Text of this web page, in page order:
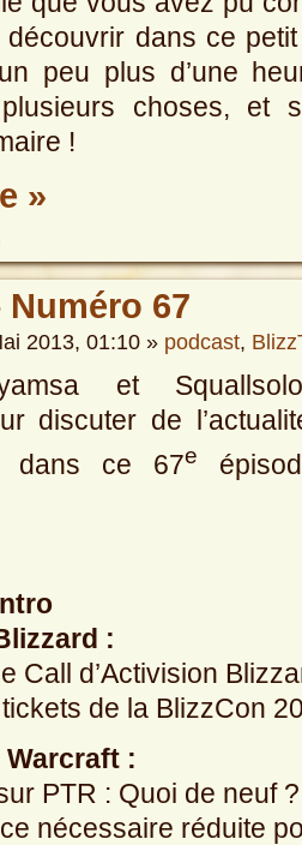
dans ce
peu plus d’une
choses, et
!
»
Numéro 67
2013, 01:10 » podcast,
et
discuter de
dans ce 67e
:
Call d’Activision
de la BlizzCon
:
PTR : Quoi de neuf ?
nécessaire réduite